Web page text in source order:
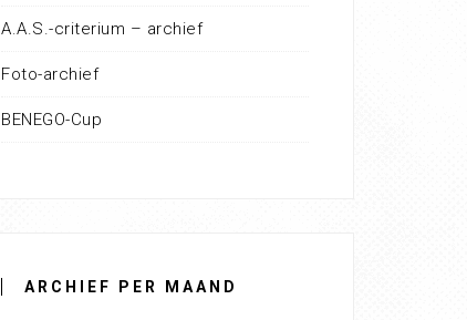
A.A.S.-criterium – archief
Foto-archief
BENEGO-Cup
ARCHIEF PER MAAND